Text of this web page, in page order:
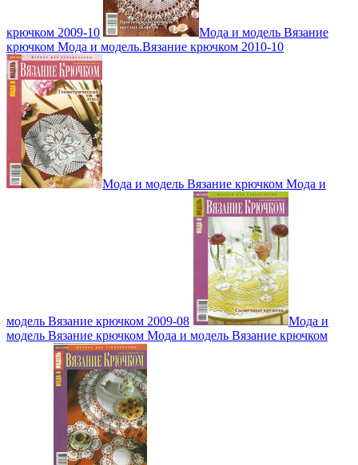
крючком 2009-10
Мода и модель Вязание
крючком Мода и модель.Вязание крючком 2010-10
Мода и модель Вязание крючком Мода и
модель Вязание крючком 2009-08
Мода и
модель Вязание крючком Мода и модель Вязание крючком